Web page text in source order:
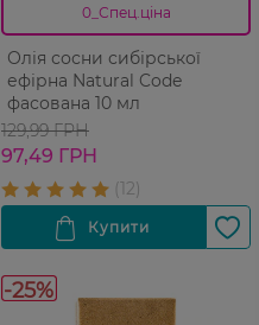
0_Спец.ціна
Олія сосни сибірської
ефірна Natural Code
фасована 10 мл
129,99 ГРН
97,49 ГРН
-25%